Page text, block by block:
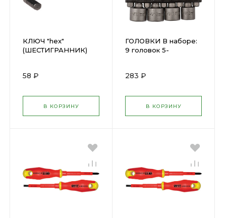
КЛЮЧ "hex"
(ШЕСТИГРАННИК)
58 ₽
В КОРЗИНУ
ГОЛОВКИ В наборе:
9 головок 5-
283 ₽
В КОРЗИНУ